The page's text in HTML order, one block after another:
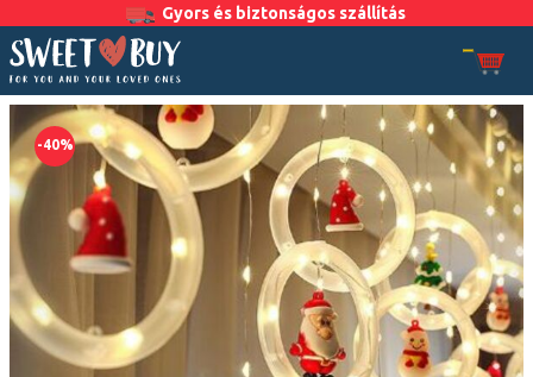
Gyors és biztonságos szállítás
-40%